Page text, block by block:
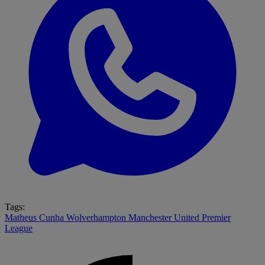
Tags:
Matheus Cunha Wolverhampton Manchester United Premier
League